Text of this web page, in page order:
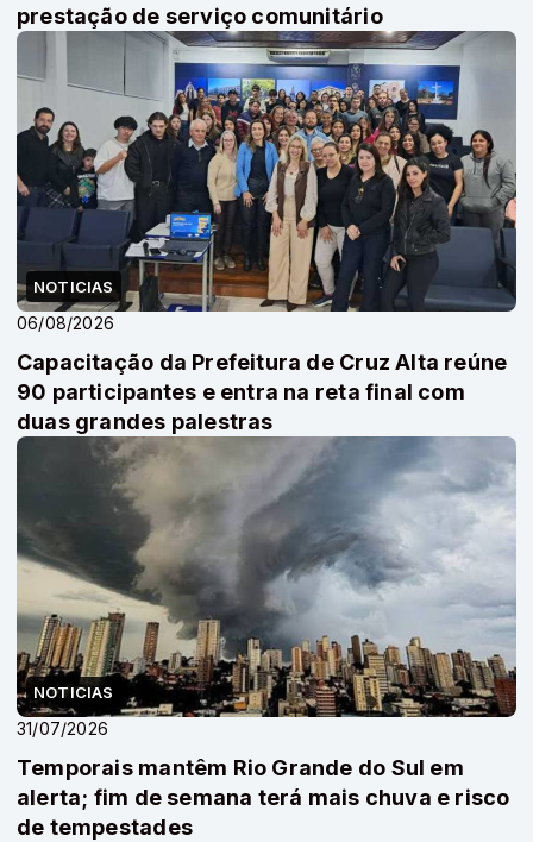
prestação de serviço comunitário
NOTICIAS
06/08/2026
Capacitação da Prefeitura de Cruz Alta reúne
90 participantes e entra na reta final com
duas grandes palestras
NOTICIAS
31/07/2026
Temporais mantêm Rio Grande do Sul em
alerta; fim de semana terá mais chuva e risco
de tempestades